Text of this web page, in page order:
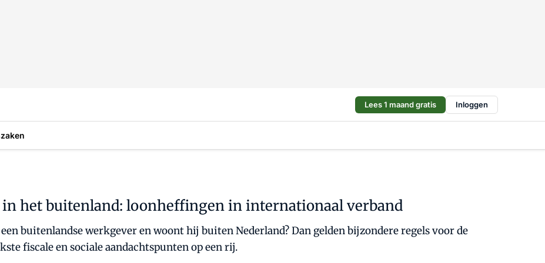
Lees 1 maand gratis Inloggen
in het buitenland: loonheffingen in internationaal verband
buitenlandse werkgever en woont hij buiten Nederland? Dan gelden bijzondere regels voor de
fiscale en sociale aandachtspunten op een rij.